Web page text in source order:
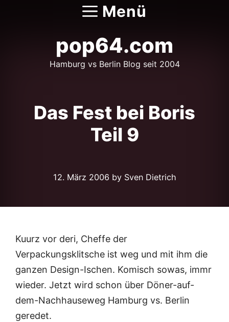
Menü
pop64.com
Hamburg vs Berlin Blog seit 2004
Das Fest bei Boris
Teil 9
12. März 2006 by Sven Dietrich
Kuurz vor deri, Cheffe der
Verpackungsklitsche ist weg und mit ihm die
ganzen Design-Ischen. Komisch sowas, immr
wieder. Jetzt wird schon über Döner-auf-
dem-Nachhauseweg Hamburg vs. Berlin
geredet.